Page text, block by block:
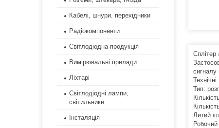
Сплітер
сигналу
Тип:
Литий
Робочий
Кабелі, шнури. перехідники
Радіокомпоненти
Світлодіодна продукція
Вимірювальні прилади
Ліхтарі
Світлодіодні лампи,
світильники
Інсталяція